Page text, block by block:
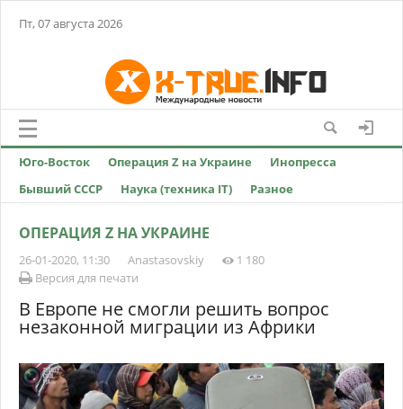
Пт, 07 августа 2026
Юго-Восток Операция Z на Украине
Инопресса
Бывший СССР
Наука (техника IT) Разное
ОПЕРАЦИЯ Z НА УКРАИНЕ
26-01-2020, 11:30 Anastasovskiy
1 180
Версия для печати
В Европе не смогли решить вопрос
незаконной миграции из Африки